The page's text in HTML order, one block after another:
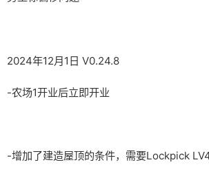
2024年12月1日 V0.24.8
-农场1开业后立即开业
-增加了建造屋顶的条件，需要Lockpick LV4